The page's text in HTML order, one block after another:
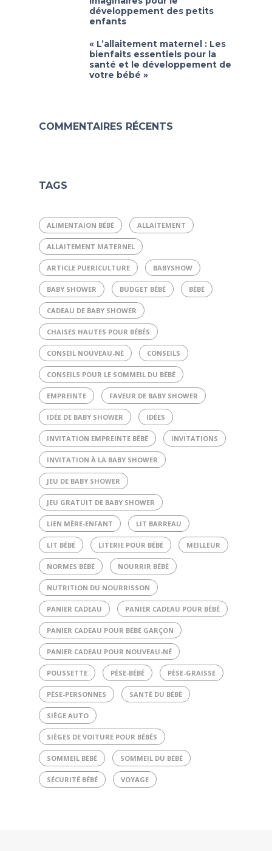
développement des petits
enfants
« L’allaitement maternel : Les
bienfaits essentiels pour la
santé et le développement de
votre bébé »
COMMENTAIRES RÉCENTS
TAGS
ALIMENTAION BÉBÉ ALLAITEMENT
ALLAITEMENT MATERNEL
ARTICLE PUERICULTURE BABYSHOW
BABY SHOWER BUDGET BÉBÉ BÉBÉ
CADEAU DE BABY SHOWER
CHAISES HAUTES POUR BÉBÉS
CONSEIL NOUVEAU-NÉ CONSEILS
CONSEILS POUR LE SOMMEIL DU BÉBÉ
EMPREINTE FAVEUR DE BABY SHOWER
IDÉE DE BABY SHOWER IDÉES
INVITATION EMPREINTE BÉBÉ INVITATIONS
INVITATION À LA BABY SHOWER
JEU DE BABY SHOWER
JEU GRATUIT DE BABY SHOWER
LIEN MÈRE-ENFANT LIT BARREAU
LIT BÉBÉ LITERIE POUR BÉBÉ MEILLEUR
NORMES BÉBÉ NOURRIR BÉBÉ
NUTRITION DU NOURRISSON
PANIER CADEAU PANIER CADEAU POUR BÉBÉ
PANIER CADEAU POUR BÉBÉ GARÇON
PANIER CADEAU POUR NOUVEAU-NÉ
POUSSETTE PÈSE-BÉBÉ PÈSE-GRAISSE
PÈSE-PERSONNES SANTÉ DU BÉBÉ
SIÈGE AUTO
SIÈGES DE VOITURE POUR BÉBÉS
SOMMEIL BÉBÉ SOMMEIL DU BÉBÉ
SÉCURITÉ BÉBÉ VOYAGE